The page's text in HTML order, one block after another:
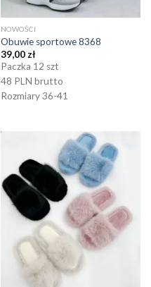
NOWOŚCI
Obuwie sportowe 8368
39,00 zł
Paczka 12 szt
48 PLN brutto
Rozmiary 36-41